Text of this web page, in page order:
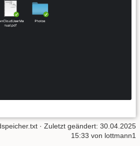
· Zuletzt geändert: 30.04.2025
15:33 von lottmann1